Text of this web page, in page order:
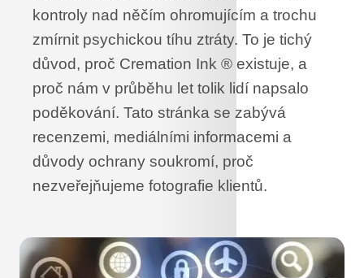
kontroly nad něčím ohromujícím a trochu
zmírnit psychickou tíhu ztráty. To je tichý
důvod, proč Cremation Ink ® existuje, a
proč nám v průběhu let tolik lidí napsalo
poděkování. Tato stránka se zabývá
recenzemi, mediálními informacemi a
důvody ochrany soukromí, proč
nezveřejňujeme fotografie klientů.